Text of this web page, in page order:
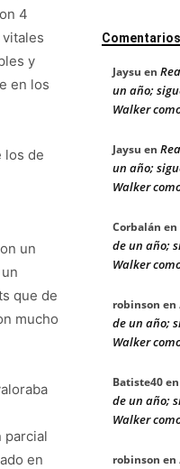
4
y
en los
los de
un
que de
mucho
parcial
en
Jaysu en
un año;
Walker
Jaysu en
un año;
Walker
Corbalán en
de un año;
Walker
robinson en
de un año;
Walker
Batiste40en
de un año;
Walker
robinson en